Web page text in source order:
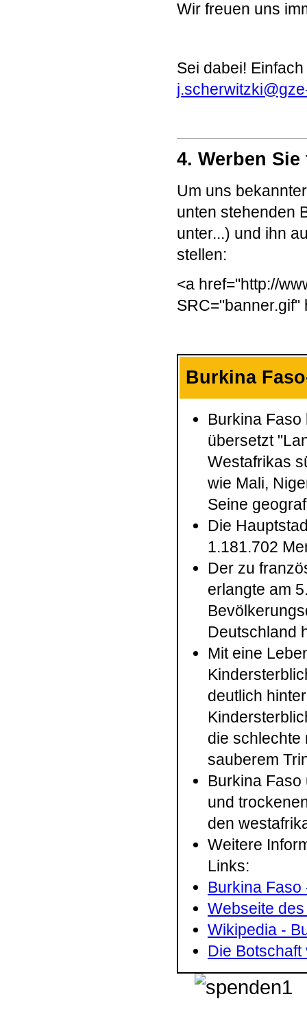
Wir freuen uns
Sei dabei!
4. Werben
Um uns
unten stehenden
unter...) und ihn
stellen:
<a href="http://
SRC="banner.gif"
Burkina
Burkina Faso
übersetzt
Westafrikas
wie Mali,
Seine
Die
1.181.702
Der zu
erlangte am
Deutschland
Mit eine
deutlich
die schlechte
sauberem
Burkina Faso
und
den
Weitere
Links:
Burkina Faso
Webseite
Wikipedia -
Die